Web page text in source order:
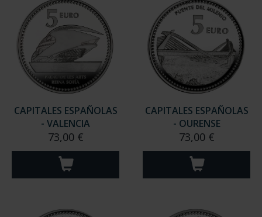
CAPITALES ESPAÑOLAS
- VALENCIA
73,00 €
CAPITALES ESPAÑOLAS
- OURENSE
73,00 €